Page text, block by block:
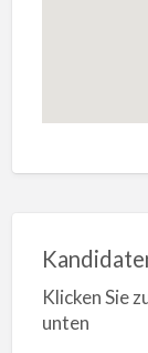
Klicken Sie
unten